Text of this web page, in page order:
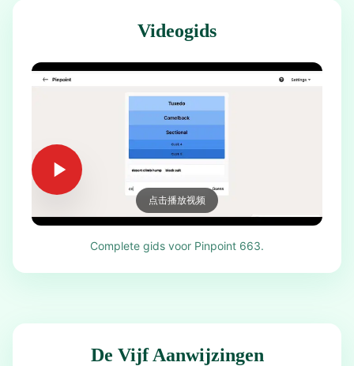
Videogids
点击播放视频
Complete gids voor Pinpoint 663.
De Vijf Aanwijzingen